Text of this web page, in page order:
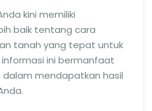
kini memiliki
baik tentang cara
tanah yang tepat untuk
ini bermanfaat
mendapatkan hasil